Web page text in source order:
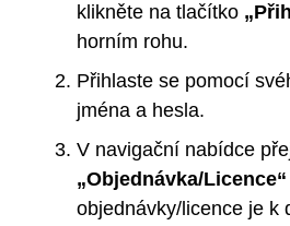
klikněte na tlačítko
horním rohu.
Přihlaste se pomocí
jména a hesla.
V navigační nabídce
„Objednávka/Licence“
objednávky/licence je k